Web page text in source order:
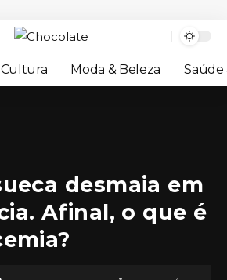
Moda & Beleza Saúde
desmaia em
Afinal, o que é